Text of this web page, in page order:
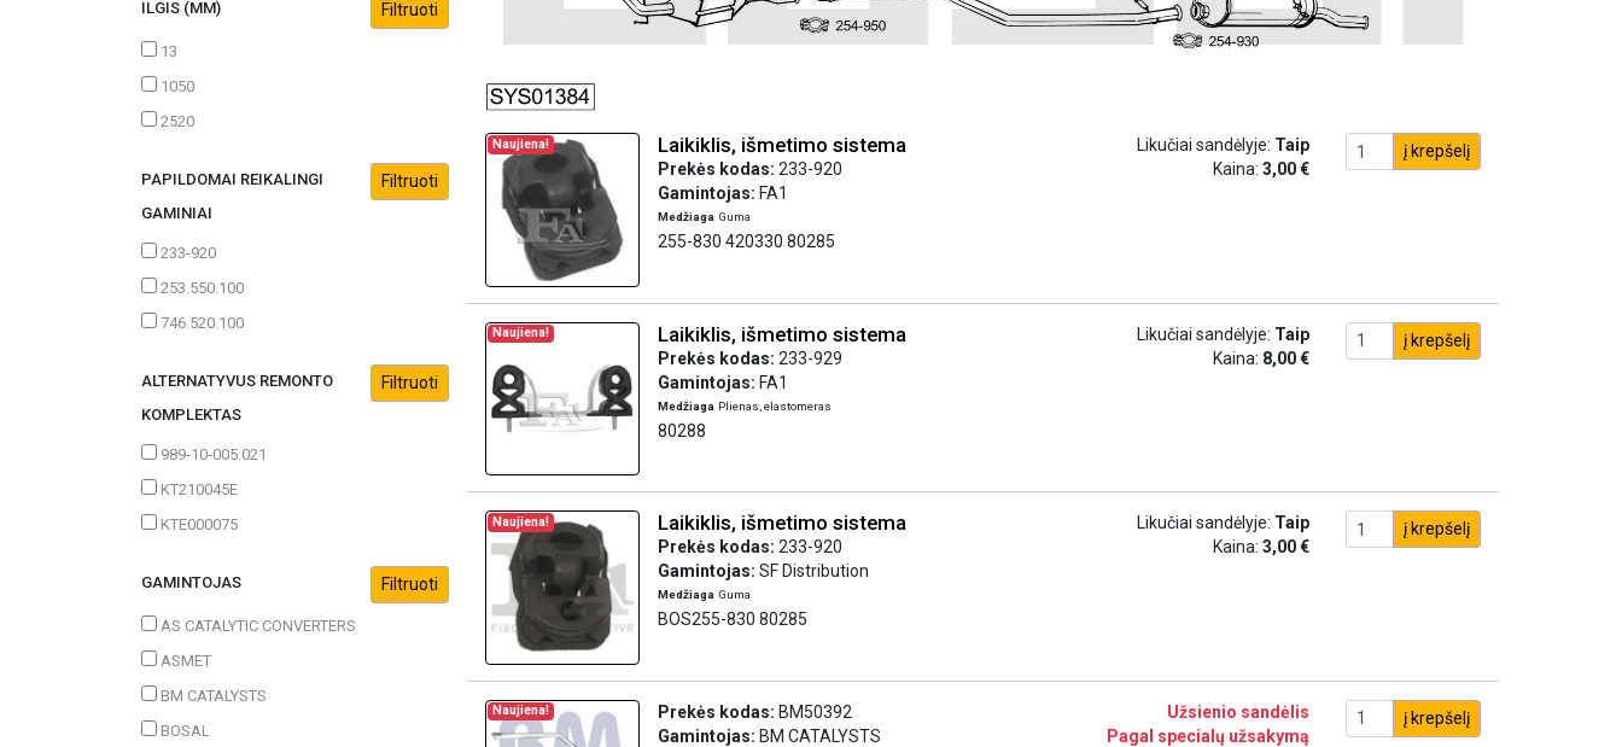
ILGIS (MM)
13
1050
2520
PAPILDOMAI REIKALINGI
GAMINIAI
233-920
253.550.100
746.520.100
ALTERNATYVUS REMONTO
KOMPLEKTAS
989-10-005.021
KT210045E
KTE000075
GAMINTOJAS
AS CATALYTIC CONVERTERS
ASMET
BM CATALYSTS
BOSAL
Naujiena! Laikiklis, išmetimo sistema
Prekės kodas: 233-920
Gamintojas: FA1
Medžiaga Guma
255-830 420330 80285
Likučiai sandėlyje: Taip
Kaina: 3,00 €
į krepšelį
Naujiena! Laikiklis, išmetimo sistema
Prekės kodas: 233-929
Gamintojas: FA1
Medžiaga Plienas, elastomeras
80288
Likučiai sandėlyje: Taip
Kaina: 8,00 €
į krepšelį
Naujiena! Laikiklis, išmetimo sistema
Prekės kodas: 233-920
Gamintojas: SF Distribution
Medžiaga Guma
BOS255-830 80285
Likučiai sandėlyje: Taip
Kaina: 3,00 €
į krepšelį
Naujiena! Prekės kodas: BM50392
Gamintojas: BM CATALYSTS
Užsienio sandėlis
Pagal specialų užsakymą
į krepšelį